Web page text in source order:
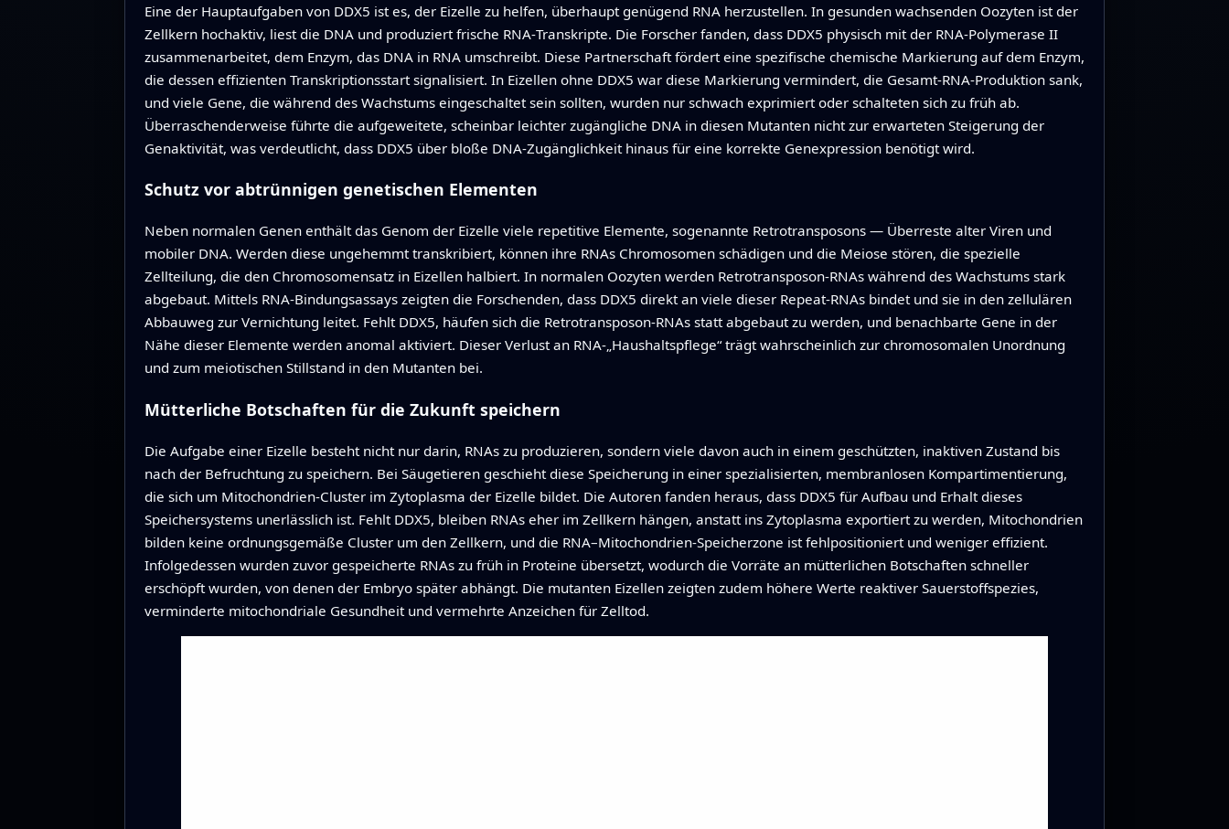
Eine der Hauptaufgaben von DDX5 ist es, der Eizelle zu helfen, überhaupt genügend RNA herzustellen. In gesunden wachsenden Oozyten ist der
Zellkern hochaktiv, liest die DNA und produziert frische RNA‑Transkripte. Die Forscher fanden, dass DDX5 physisch mit der RNA‑Polymerase II
zusammenarbeitet, dem Enzym, das DNA in RNA umschreibt. Diese Partnerschaft fördert eine spezifische chemische Markierung auf dem Enzym,
die dessen effizienten Transkriptionsstart signalisiert. In Eizellen ohne DDX5 war diese Markierung vermindert, die Gesamt‑RNA‑Produktion sank,
und viele Gene, die während des Wachstums eingeschaltet sein sollten, wurden nur schwach exprimiert oder schalteten sich zu früh ab.
Überraschenderweise führte die aufgeweitete, scheinbar leichter zugängliche DNA in diesen Mutanten nicht zur erwarteten Steigerung der
Genaktivität, was verdeutlicht, dass DDX5 über bloße DNA‑Zugänglichkeit hinaus für eine korrekte Genexpression benötigt wird.
Schutz vor abtrünnigen genetischen Elementen
Neben normalen Genen enthält das Genom der Eizelle viele repetitive Elemente, sogenannte Retrotransposons — Überreste alter Viren und
mobiler DNA. Werden diese ungehemmt transkribiert, können ihre RNAs Chromosomen schädigen und die Meiose stören, die spezielle
Zellteilung, die den Chromosomensatz in Eizellen halbiert. In normalen Oozyten werden Retrotransposon‑RNAs während des Wachstums stark
abgebaut. Mittels RNA‑Bindungsassays zeigten die Forschenden, dass DDX5 direkt an viele dieser Repeat‑RNAs bindet und sie in den zellulären
Abbauweg zur Vernichtung leitet. Fehlt DDX5, häufen sich die Retrotransposon‑RNAs statt abgebaut zu werden, und benachbarte Gene in der
Nähe dieser Elemente werden anomal aktiviert. Dieser Verlust an RNA‑„Haushaltspflege“ trägt wahrscheinlich zur chromosomalen Unordnung
und zum meiotischen Stillstand in den Mutanten bei.
Mütterliche Botschaften für die Zukunft speichern
Die Aufgabe einer Eizelle besteht nicht nur darin, RNAs zu produzieren, sondern viele davon auch in einem geschützten, inaktiven Zustand bis
nach der Befruchtung zu speichern. Bei Säugetieren geschieht diese Speicherung in einer spezialisierten, membranlosen Kompartimentierung,
die sich um Mitochondrien‑Cluster im Zytoplasma der Eizelle bildet. Die Autoren fanden heraus, dass DDX5 für Aufbau und Erhalt dieses
Speichersystems unerlässlich ist. Fehlt DDX5, bleiben RNAs eher im Zellkern hängen, anstatt ins Zytoplasma exportiert zu werden, Mitochondrien
bilden keine ordnungsgemäße Cluster um den Zellkern, und die RNA–Mitochondrien‑Speicherzone ist fehlpositioniert und weniger effizient.
Infolgedessen wurden zuvor gespeicherte RNAs zu früh in Proteine übersetzt, wodurch die Vorräte an mütterlichen Botschaften schneller
erschöpft wurden, von denen der Embryo später abhängt. Die mutanten Eizellen zeigten zudem höhere Werte reaktiver Sauerstoffspezies,
verminderte mitochondriale Gesundheit und vermehrte Anzeichen für Zelltod.